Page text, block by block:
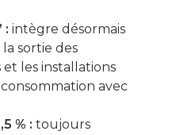
: intègre désormais
sortie des
et les installations
avec
% : toujours